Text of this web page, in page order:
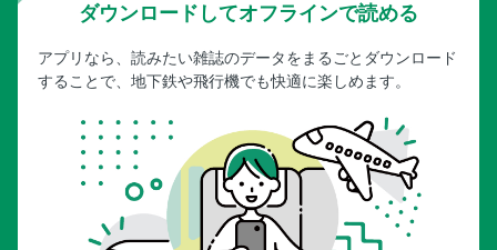
ダウンロードしてオフラインで読める
アプリなら、読みたい雑誌のデータをまるごとダウンロード
することで、地下鉄や飛行機でも快適に楽しめます。